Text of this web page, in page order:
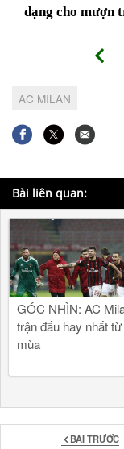
dạng cho mượn
AC MILAN
Bài liên quan:
GÓC NHÌN: AC
trận đấu hay nhất
mùa
BÀI TRƯỚC